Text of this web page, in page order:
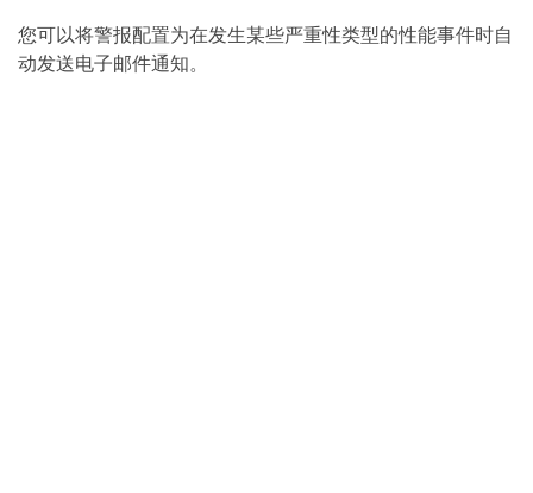
您可以将警报配置为在发生某些严重性类型的性能事件时自
动发送电子邮件通知。